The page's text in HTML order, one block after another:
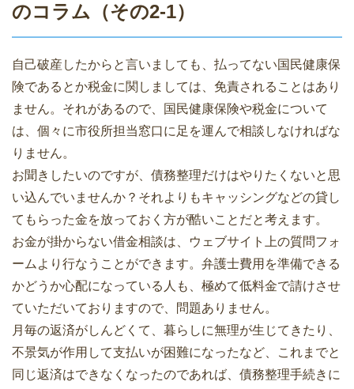
のコラム（その2-1）
自己破産したからと言いましても、払ってない国民健康保
険であるとか税金に関しましては、免責されることはあり
ません。それがあるので、国民健康保険や税金について
は、個々に市役所担当窓口に足を運んで相談しなければな
りません。
お聞きしたいのですが、債務整理だけはやりたくないと思
い込んでいませんか？それよりもキャッシングなどの貸し
てもらった金を放っておく方が酷いことだと考えます。
お金が掛からない借金相談は、ウェブサイト上の質問フォ
ームより行なうことができます。弁護士費用を準備できる
かどうか心配になっている人も、極めて低料金で請けさせ
ていただいておりますので、問題ありません。
月毎の返済がしんどくて、暮らしに無理が生じてきたり、
不景気が作用して支払いが困難になったなど、これまでと
同じ返済はできなくなったのであれば、債務整理手続きに